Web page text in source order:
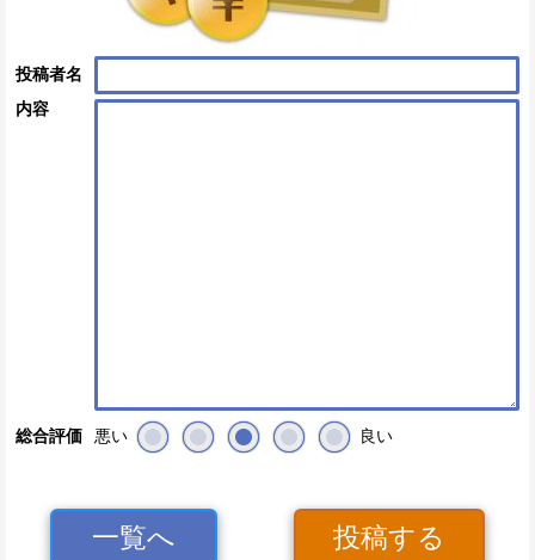
投稿者名
内容
総合評価 悪い 良い
一覧へ 投稿する